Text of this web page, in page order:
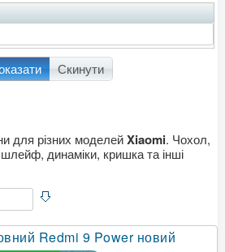
Скинути
для різних моделейXiaomi. Чохол,
динаміки, кришка та інші
Redmi 9 Power новий